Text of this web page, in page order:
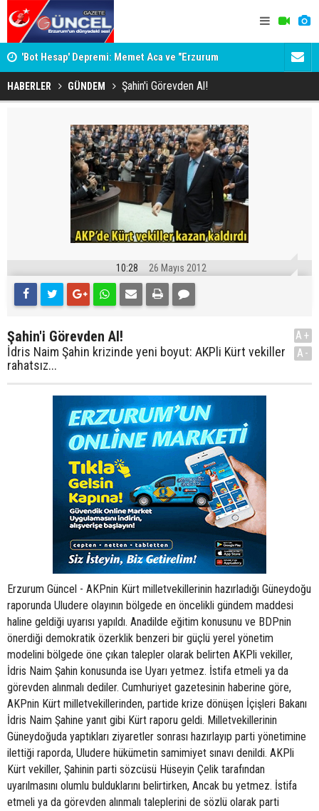
'Bot Hesap' Depremi: Memet Aca ve "Erzurum
Cumhuriyeti" İddiaları Gündemde
Bala
HABERLER GÜNDEM Şahin'i Görevden Al!
10:28 26 Mayıs 2012
Şahin'i Görevden Al!
İdris Naim Şahin krizinde yeni boyut: AKPli Kürt vekiller
rahatsız...
A+
A-
Erzurum Güncel - AKPnin Kürt milletvekillerinin hazırladığı Güneydoğu
raporunda Uludere olayının bölgede en öncelikli gündem maddesi
haline geldiği uyarısı yapıldı. Anadilde eğitim konusunu ve BDPnin
önerdiği demokratik özerklik benzeri bir güçlü yerel yönetim
modelini bölgede öne çıkan talepler olarak belirten AKPli vekiller,
İdris Naim Şahin konusunda ise Uyarı yetmez. İstifa etmeli ya da
görevden alınmalı dediler. Cumhuriyet gazetesinin haberine göre,
AKPnin Kürt milletvekillerinden, partide krize dönüşen İçişleri Bakanı
İdris Naim Şahine yanıt gibi Kürt raporu geldi. Milletvekillerinin
Güneydoğuda yaptıkları ziyaretler sonrası hazırlayıp parti yönetimine
ilettiği raporda, Uludere hükümetin samimiyet sınavı denildi. AKPli
Kürt vekiller, Şahinin parti sözcüsü Hüseyin Çelik tarafından
uyarılmasını olumlu bulduklarını belirtirken, Ancak bu yetmez. İstifa
etmeli ya da görevden alınmalı taleplerini de sözlü olarak parti